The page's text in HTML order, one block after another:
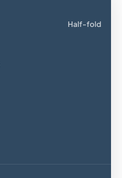
Half-fold